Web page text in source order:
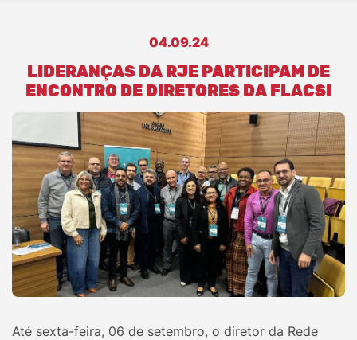
04.09.24
LIDERANÇAS DA RJE PARTICIPAM DE
ENCONTRO DE DIRETORES DA FLACSI
Até sexta-feira, 06 de setembro, o diretor da Rede